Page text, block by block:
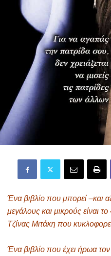
Ένα βιβλίο που μπορεί –και
μεγάλους και μικρούς είναι το
Τζίνας Μιτάκη που
Ένα βιβλίο που έχει ήρωα